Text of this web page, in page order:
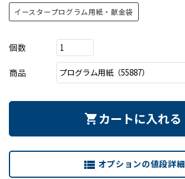
イースタープログラム用紙・献金袋
個数
商品
shopping_cart カートに入れる
view_list オプションの値段詳細